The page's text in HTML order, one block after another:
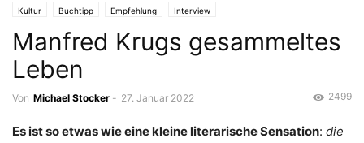
Kultur Buchtipp Empfehlung Interview
Manfred Krugs gesammeltes
Leben
Von Michael Stocker - 27. Januar 2022 2499
Es ist so etwas wie eine kleine literarische Sensation: die